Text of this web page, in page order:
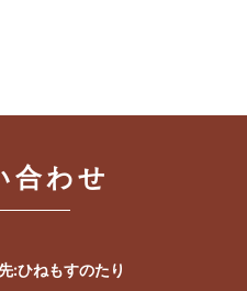
合わせ
:ひねもすのたり